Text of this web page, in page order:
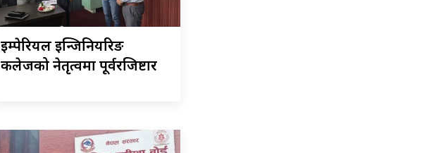
इम्पेरियल इन्जिनियरिङ
कलेजको नेतृत्वमा पूर्वरजिष्टार